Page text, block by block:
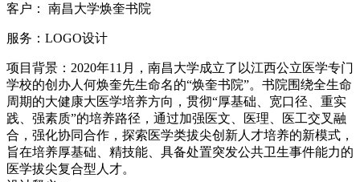
客户： 南昌大学焕奎书院
服务： LOGO设计
项目背景：2020年11月，南昌大学成立了以江西公立医学专门
学校的创办人何焕奎先生命名的“焕奎书院”。书院围绕全生命
周期的大健康大医学培养方向，贯彻“厚基础、宽口径、重实
践、强素质”的培养路径，通过加强医文、医理、医工交叉融
合，强化协同合作，探索医学类拔尖创新人才培养的新模式，
旨在培养厚基础、精技能、具备处置突发公共卫生事件能力的
医学拔尖复合型人才。